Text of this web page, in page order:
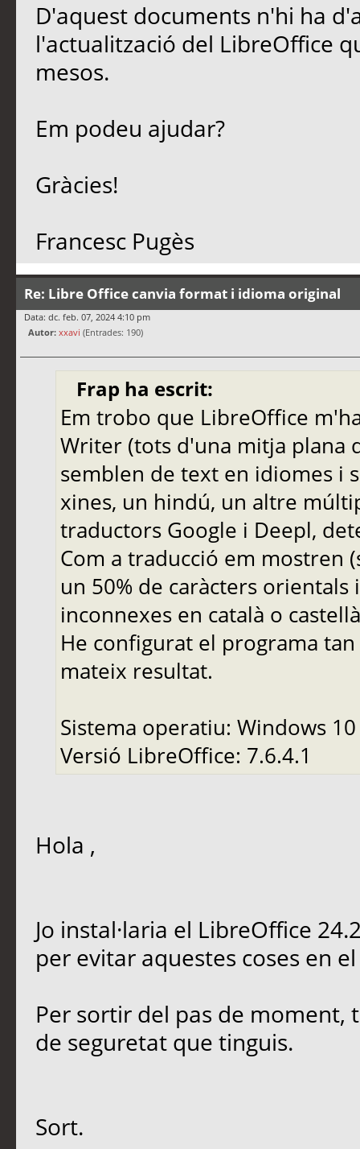
D'aquest documents n'hi ha
l'actualització del LibreOffice
mesos.
Em podeu ajudar?
Gràcies!
Francesc Pugès
Re: Libre Office canvia format i idioma original
Data: dc. feb. 07, 2024 4:10 pm
Autor: xxavi (Entrades: 190)
Frap ha escrit:
Em trobo que LibreOffice
Writer (tots d'una mitja plana
semblen de text en idiomes i
xines, un hindú, un altre
traductors Google i Deepl,
Com a traducció em mostren
un 50% de caràcters
inconnexes en català o
He configurat el programa
mateix resultat.
Sistema operatiu: Windows 10
Versió LibreOffice: 7.6.4.1
Hola ,
Jo instal·laria el LibreOffice
per evitar aquestes coses en
Per sortir del pas de moment,
de seguretat que tinguis.
Sort.